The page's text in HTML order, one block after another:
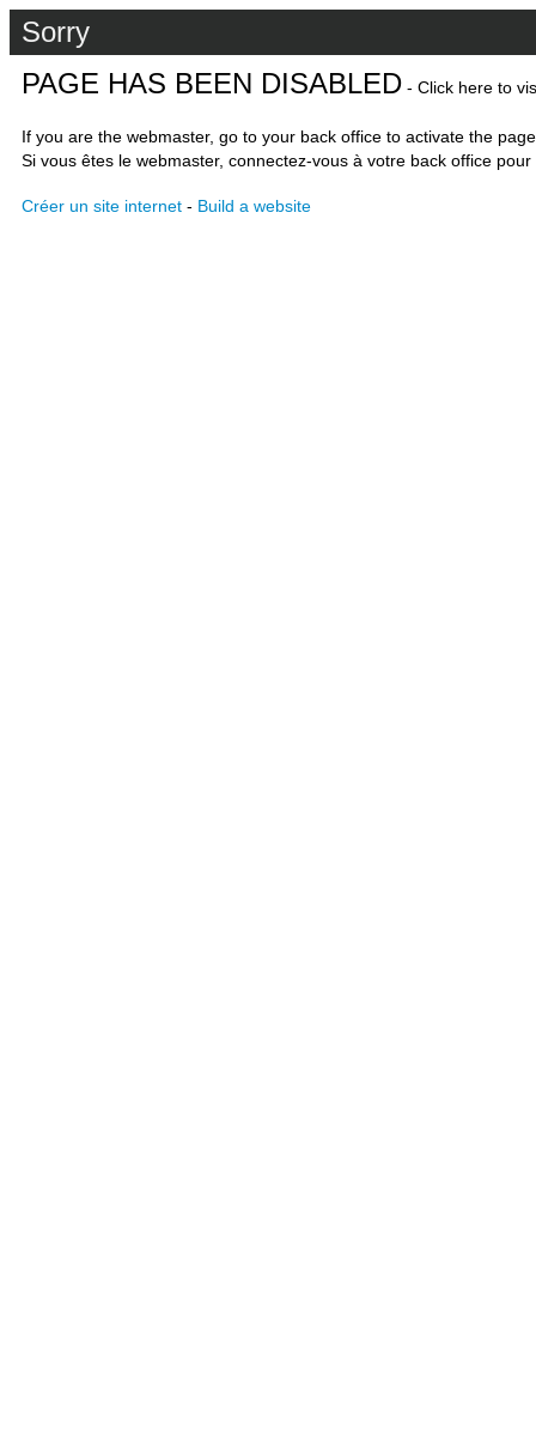
Sorry
PAGE HAS BEEN DISABLED - Click here to
If you are the webmaster, go to your back office to activate the
Si vous êtes le webmaster, connectez-vous à votre back office
Créer un site internet - Build a website